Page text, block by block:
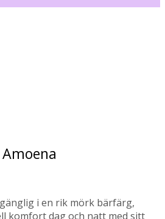
i en rik mörk bärfärg,
komfort dag och natt med sitt